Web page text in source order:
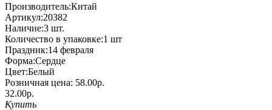
Производитель:Китай
Артикул:20382
Наличие:3 шт.
Количество в упаковке:1 шт
Праздник:14 февраля
Форма:Сердце
Цвет:Белый
Розничная цена: 58.00р.
32.00р.
Купить